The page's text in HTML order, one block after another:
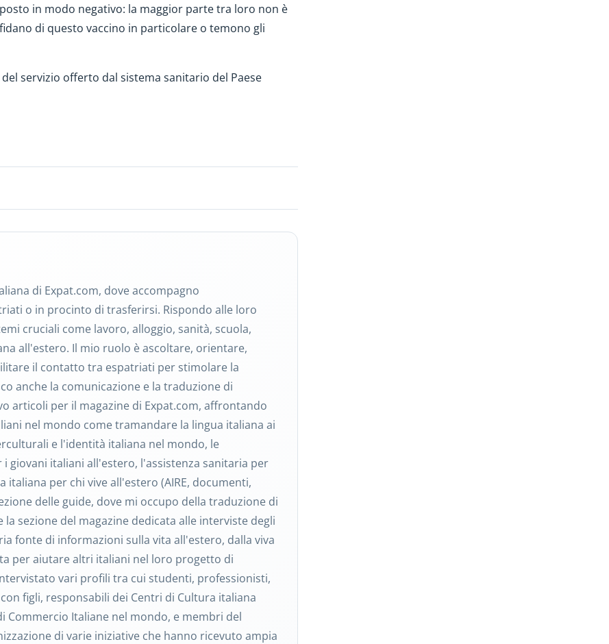
in modo negativo: la maggior parte tra loro non è
di questo vaccino in particolare o temono gli
servizio offerto dal sistema sanitario del Paese
di Expat.com, dove accompagno
o in procinto di trasferirsi. Rispondo alle loro
cruciali come lavoro, alloggio, sanità, scuola,
all'estero. Il mio ruolo è ascoltare, orientare,
il contatto tra espatriati per stimolare la
anche la comunicazione e la traduzione di
articoli per il magazine di Expat.com, affrontando
nel mondo come tramandare la lingua italiana ai
e l'identità italiana nel mondo, le
giovani italiani all'estero, l'assistenza sanitaria per
per chi vive all'estero (AIRE, documenti,
delle guide, dove mi occupo della traduzione di
sezione del magazine dedicata alle interviste degli
fonte di informazioni sulla vita all'estero, dalla viva
per aiutare altri italiani nel loro progetto di
vari profili tra cui studenti, professionisti,
figli, responsabili dei Centri di Cultura italiana
Commercio Italiane nel mondo, e membri del
di varie iniziative che hanno ricevuto ampia